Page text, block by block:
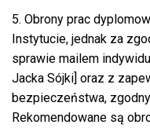
5. Obrony prac
Instytucie, jednak za
sprawie mailem
Jacka Sójki] oraz z
bezpieczeństwa,
Rekomendowane są